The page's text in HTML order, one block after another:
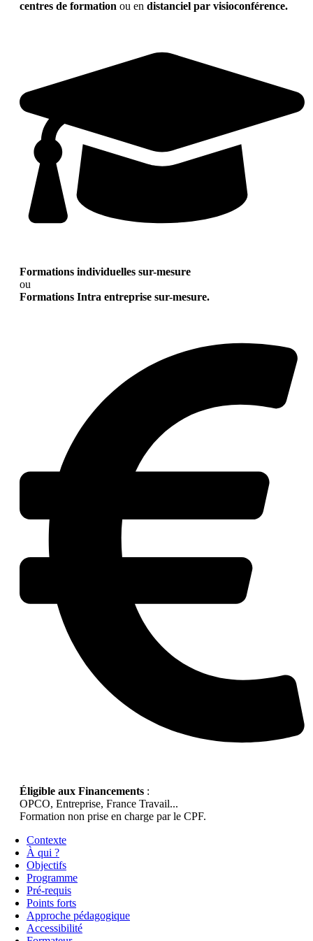
centres de formation ou en distanciel par visioconférence.
Formations individuelles sur-mesure
ou
Formations Intra entreprise sur-mesure.
Éligible aux Financements :
OPCO, Entreprise, France Travail...
Formation non prise en charge par le CPF.
Contexte
À qui ?
Objectifs
Programme
Pré-requis
Points forts
Approche pédagogique
Accessibilité